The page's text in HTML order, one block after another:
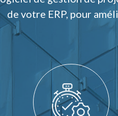
de votre ERP, pour